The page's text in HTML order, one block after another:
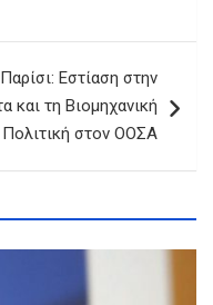
Εστίαση στην
και τη Βιομηχανική
Πολιτική στον ΟΟΣΑ